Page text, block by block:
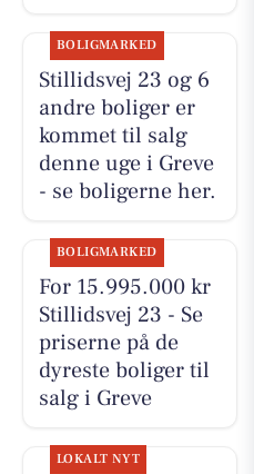
BOLIGMARKED
Stillidsvej 23 og 6
andre boliger er
kommet til salg
denne uge i Greve
- se boligerne her.
BOLIGMARKED
For 15.995.000 kr
Stillidsvej 23 - Se
priserne på de
dyreste boliger til
salg i Greve
LOKALT NYT